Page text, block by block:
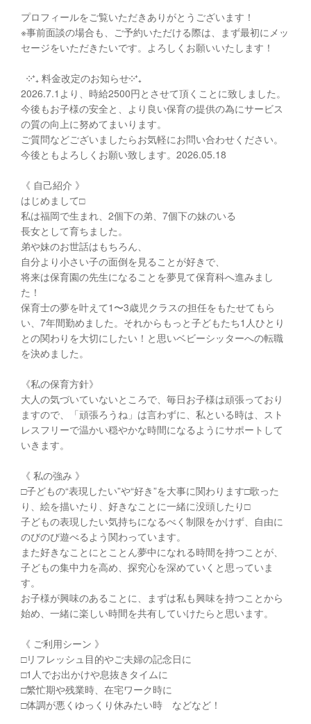
プロフィールをご覧いただきありがとうございます！
※事前面談の場合も、ご予約いただける際は、まず最初にメッ
セージをいただきたいです。よろしくお願いいたします！
༶⁺₊ 料金改定のお知らせ༶⁺₊
2026.7.1より、時給2500円とさせて頂くことに致しました。
今後もお子様の安全と、より良い保育の提供の為にサービス
の質の向上に努めてまいります。
ご質問などございましたらお気軽にお問い合わせください。
今後ともよろしくお願い致します。2026.05.18
《 自己紹介 》
はじめまして□︎
私は福岡で生まれ、2個下の弟、7個下の妹のいる
長女として育ちました。
弟や妹のお世話はもちろん、
自分より小さい子の面倒を見ることが好きで、
将来は保育園の先生になることを夢見て保育科へ進みまし
た！
保育士の夢を叶えて1〜3歳児クラスの担任をもたせてもら
い、7年間勤めました。それからもっと子どもたち1人ひとり
との関わりを大切にしたい！と思いベビーシッターへの転職
を決めました。
《私の保育方針》
大人の気づいていないところで、毎日お子様は頑張っており
ますので、「頑張ろうね」は言わずに、私といる時は、スト
レスフリーで温かい穏やかな時間になるようにサポートして
いきます。
《 私の強み 》
□︎子どもの“表現したい”や“好き”を大事に関わります□︎歌った
り、絵を描いたり、好きなことに一緒に没頭したり□︎
子どもの表現したい気持ちになるべく制限をかけず、自由に
のびのび遊べるよう関わっています。
また好きなことにとことん夢中になれる時間を持つことが、
子どもの集中力を高め、探究心を深めていくと思っていま
す。
お子様が興味のあることに、まずは私も興味を持つことから
始め、一緒に楽しい時間を共有していけたらと思います。
《 ご利用シーン 》
□︎リフレッシュ目的やご夫婦の記念日に
□︎1人でお出かけや息抜きタイムに
□︎繁忙期や残業時、在宅ワーク時に
□︎体調が悪くゆっくり休みたい時 などなど！